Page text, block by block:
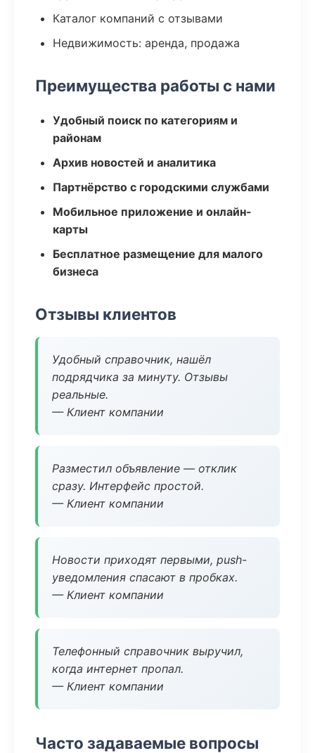
Каталог компаний с отзывами
Недвижимость: аренда, продажа
Преимущества работы с нами
Удобный поиск по категориям и
районам
Архив новостей и аналитика
Партнёрство с городскими службами
Мобильное приложение и онлайн-
карты
Бесплатное размещение для малого
бизнеса
Отзывы клиентов
Удобный справочник, нашёл
подрядчика за минуту. Отзывы
реальные.
— Клиент компании
Разместил объявление — отклик
сразу. Интерфейс простой.
— Клиент компании
Новости приходят первыми, push-
уведомления спасают в пробках.
— Клиент компании
Телефонный справочник выручил,
когда интернет пропал.
— Клиент компании
Часто задаваемые вопросы